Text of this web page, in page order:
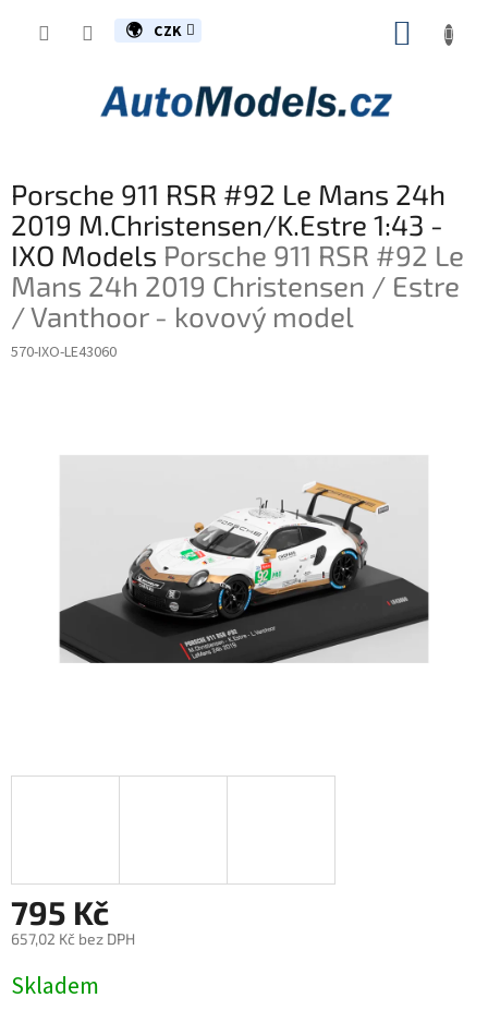
CZK
Porsche 911 RSR #92 Le Mans 24h
2019 M.Christensen/K.Estre 1:43 -
IXO Models Porsche 911 RSR #92 Le
Mans 24h 2019 Christensen / Estre
/ Vanthoor - kovový model
570-IXO-LE43060
795 Kč
657,02 Kč bez DPH
cena:
Skladem